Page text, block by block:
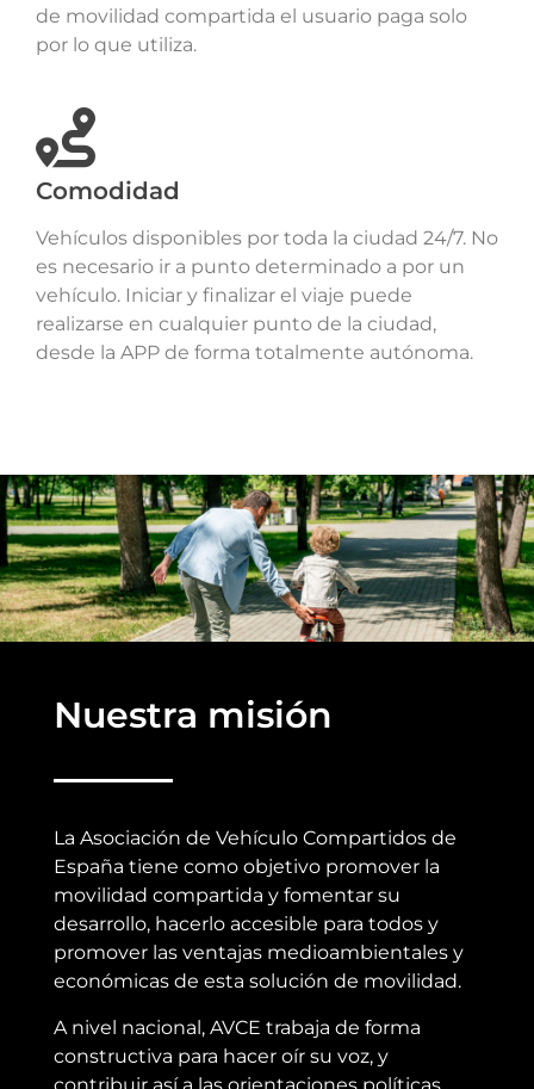
de movilidad compartida el usuario paga solo
por lo que utiliza.
Comodidad
Vehículos disponibles por toda la ciudad 24/7. No
es necesario ir a punto determinado a por un
vehículo. Iniciar y finalizar el viaje puede
realizarse en cualquier punto de la ciudad,
desde la APP de forma totalmente autónoma.
Nuestra misión
La Asociación de Vehículo Compartidos de
España tiene como objetivo promover la
movilidad compartida y fomentar su
desarrollo, hacerlo accesible para todos y
promover las ventajas medioambientales y
económicas de esta solución de movilidad.
A nivel nacional, AVCE trabaja de forma
constructiva para hacer oír su voz, y